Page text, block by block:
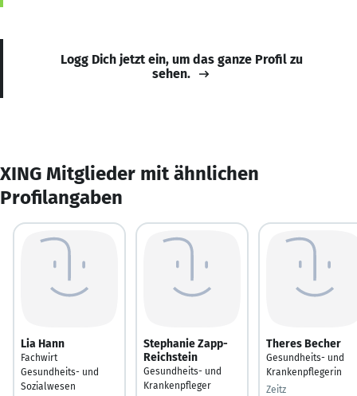
Logg Dich jetzt ein, um das ganze Profil zu
sehen.
XING Mitglieder mit ähnlichen
Profilangaben
Lia Hann
Fachwirt
Gesundheits- und
Sozialwesen
Stephanie Zapp-
Reichstein
Gesundheits- und
Krankenpfleger
Theres Becher
Gesundheits- und
Krankenpflegerin
Zeitz